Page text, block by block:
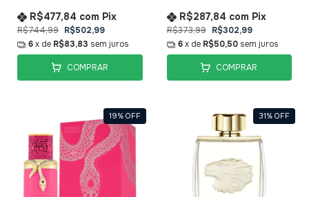
R$744,99 R$502,99
R$477,84 com Pix
6x de R$83,83 sem juros
COMPRAR
R$373,99 R$302,99
R$287,84 com Pix
6 x de R$50,50 sem juros
COMPRAR
19% OFF 31% OFF